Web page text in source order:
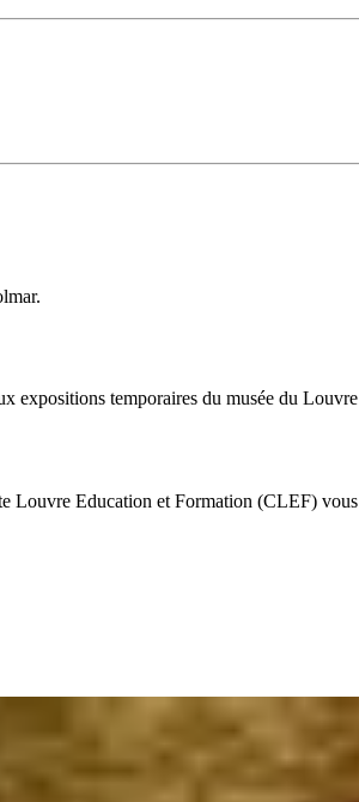
expositions temporaires du musée du
Louvre Education et Formation (CLEF)